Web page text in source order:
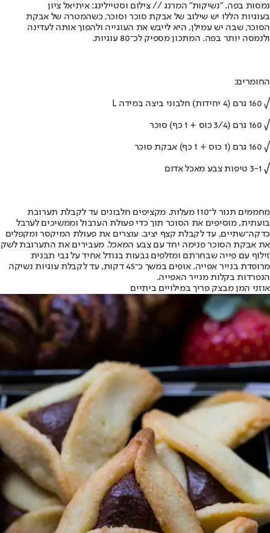
נמסות בפה. "נשיקות" המרנג // צילום וסטיילינג: איתיאל ציון
בעוגיות הללו יש שילוב של אבקת סוכר וסוכר, כשהמטרה של אבקת
הסוכר, שבה יש עמילן, היא לייבש את העוגייה ולהפוך אותה לעדינה
ולנמסה יותר בפה. המתכון מספיק לכ־80 עוגיות.
החומרים:
√ 160 גרם (4 יחידות) חלבוני ביצה במידה L
√ 160 גרם (3/4 כוס + 1 כף) סוכר
√ 160 גרם (1 כוס + 1 כף) אבקת סוכר
√ 3-1 טיפות צבע מאכל אדום
מחממים תנור ל־110 מעלות. מקציפים חלבונים עד לקבלת תערובת
בועתית, מוסיפים את הסוכר תוך כדי פעולת הערבול וממשיכים לערבל
כדקה־שתיים, עד לקבלת קצף יציב. עוצרים את פעולת המיקסר ומקפלים
את אבקת הסוכר פנימה יחד עם צבע המאכל. מעבירים את התערובת לשק
זילוף עם פייה שבחרתם ומזלפים גבעות בגודל אחיד על גבי תבנית
מרופדת בנייר אפייה. אופים במשך כ־45 דקות, עד לקבלת עוגיות נשיקה
הנפרדות בקלות מנייר האפייה.
אוזני המן מבצק פריך במילויים ביתיים